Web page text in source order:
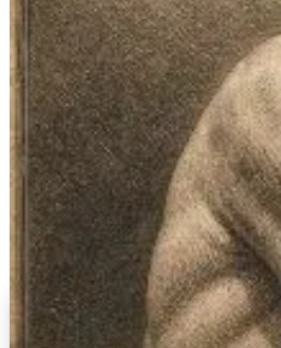
… vous bénéficiez d’une
% du montant de votre
particulier, ou 60 % si
soumise à l’impôt sur les
FAIRE UN DON